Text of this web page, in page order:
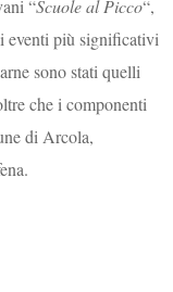
“Scuole al Picco“,
eventi più significativi
sono stati quelli
che i componenti
di Arcola,